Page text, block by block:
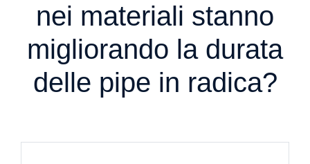
nei materiali stanno
migliorando la durata
delle pipe in radica?